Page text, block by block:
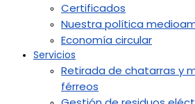
Certificados
Nuestra política
Economía circular
Servicios
Retirada de chatarras y
férreos